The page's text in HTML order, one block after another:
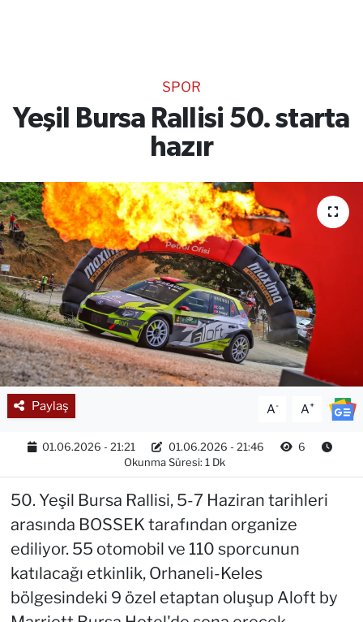
SPOR
Yeşil Bursa Rallisi 50. starta
hazır
Paylaş A- A+
01.06.2026 - 21:21 01.06.2026 - 21:46
6
Okunma Süresi: 1 Dk
50. Yeşil Bursa Rallisi, 5-7 Haziran tarihleri
arasında BOSSEK tarafından organize
ediliyor. 55 otomobil ve 110 sporcunun
katılacağı etkinlik, Orhaneli-Keles
bölgesindeki 9 özel etaptan oluşup Aloft by
RESMİ İLANLAR
Gencsesfm Canlı Dinle